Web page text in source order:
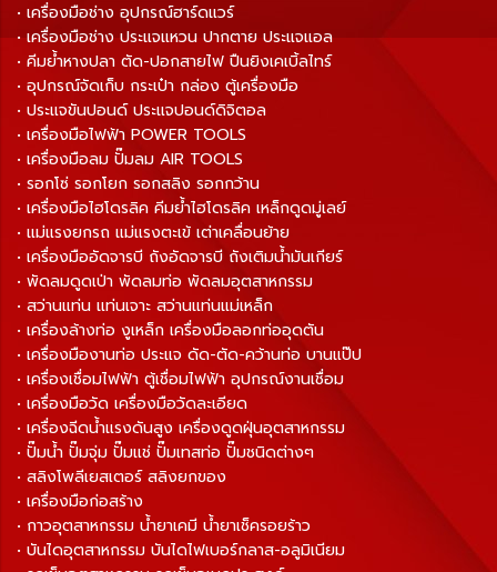
• เครื่องมือช่าง อุปกรณ์ฮาร์ดแวร์
• เครื่องมือช่าง ประแจแหวน ปากตาย ประแจแอล
• คีมย้ำหางปลา ตัด-ปอกสายไฟ ปืนยิงเคเบิ้ลไทร์
• อุปกรณ์จัดเก็บ กระเป๋า กล่อง ตู้เครื่องมือ
• ประแจขันปอนด์ ประแจปอนด์ดิจิตอล
• เครื่องมือไฟฟ้า POWER TOOLS
• เครื่องมือลม ปั๊มลม AIR TOOLS
• รอกโซ่ รอกโยก รอกสลิง รอกกว้าน
• เครื่องมือไฮโดรลิค คีมย้ำไฮโดรลิค เหล็กดูดมู่เลย์
• แม่แรงยกรถ แม่แรงตะเข้ เต่าเคลื่อนย้าย
• เครื่องมืออัดจารบี ถังอัดจารบี ถังเติมน้ำมันเกียร์
• พัดลมดูดเป่า พัดลมท่อ พัดลมอุตสาหกรรม
• สว่านแท่น แท่นเจาะ สว่านแท่นแม่เหล็ก
• เครื่องล้างท่อ งูเหล็ก เครื่องมือลอกท่ออุดตัน
• เครื่องมืองานท่อ ประแจ ดัด-ตัด-คว้านท่อ บานแป๊ป
• เครื่องเชื่อมไฟฟ้า ตู้เชื่อมไฟฟ้า อุปกรณ์งานเชื่อม
• เครื่องมือวัด เครื่องมือวัดละเอียด
• เครื่องฉีดน้ำแรงดันสูง เครื่องดูดฝุ่นอุตสาหกรรม
• ปั๊มน้ำ ปั๊มจุ่ม ปั๊มแช่ ปั๊มเทสท่อ ปั๊มชนิดต่างๆ
• สลิงโพลีเยสเตอร์ สลิงยกของ
• เครื่องมือก่อสร้าง
• กาวอุตสาหกรรม น้ำยาเคมี น้ำยาเช็ครอยร้าว
• บันไดอุตสาหกรรม บันไดไฟเบอร์กลาส-อลูมิเนียม